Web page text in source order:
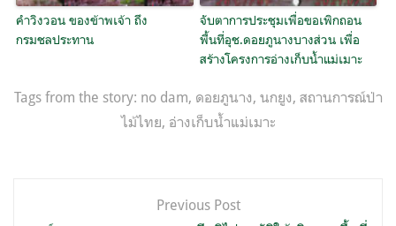
คำวิงวอน ของข้าพเจ้า ถึง
กรมชลประทาน
จับตาการประชุมเพื่อขอเพิกถอน
พื้นที่อุช.ดอยภูนางบางส่วน เพื่อ
สร้างโครงการอ่างเก็บน้ำแม่เมาะ
Tags from the story: no dam, ดอยภูนาง, นกยูง, สถานการณ์ป่า
ไม้ไทย, อ่างเก็บน้ำแม่เมาะ
Previous Post